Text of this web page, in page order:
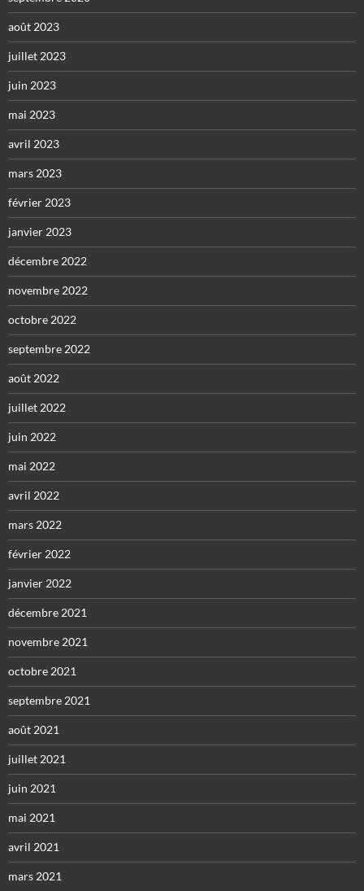
août 2023
juillet 2023
juin 2023
mai 2023
avril 2023
mars 2023
février 2023
janvier 2023
décembre 2022
novembre 2022
octobre 2022
septembre 2022
août 2022
juillet 2022
juin 2022
mai 2022
avril 2022
mars 2022
février 2022
janvier 2022
décembre 2021
novembre 2021
octobre 2021
septembre 2021
août 2021
juillet 2021
juin 2021
mai 2021
avril 2021
mars 2021